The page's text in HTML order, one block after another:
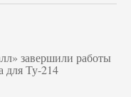
завершили работы
для Ту-214